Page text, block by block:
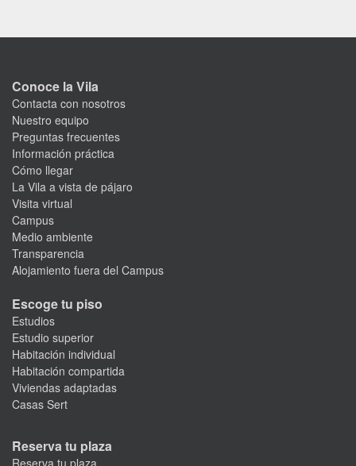
Conoce la Vila
Contacta con nosotros
Nuestro equipo
Preguntas frecuentes
Información práctica
Cómo llegar
La Vila a vista de pájaro
Visita virtual
Campus
Medio ambiente
Transparencia
Alojamiento fuera del Campus
Escoge tu piso
Estudios
Estudio superior
Habitación individual
Habitación compartida
Viviendas adaptadas
Casas Sert
Reserva tu plaza